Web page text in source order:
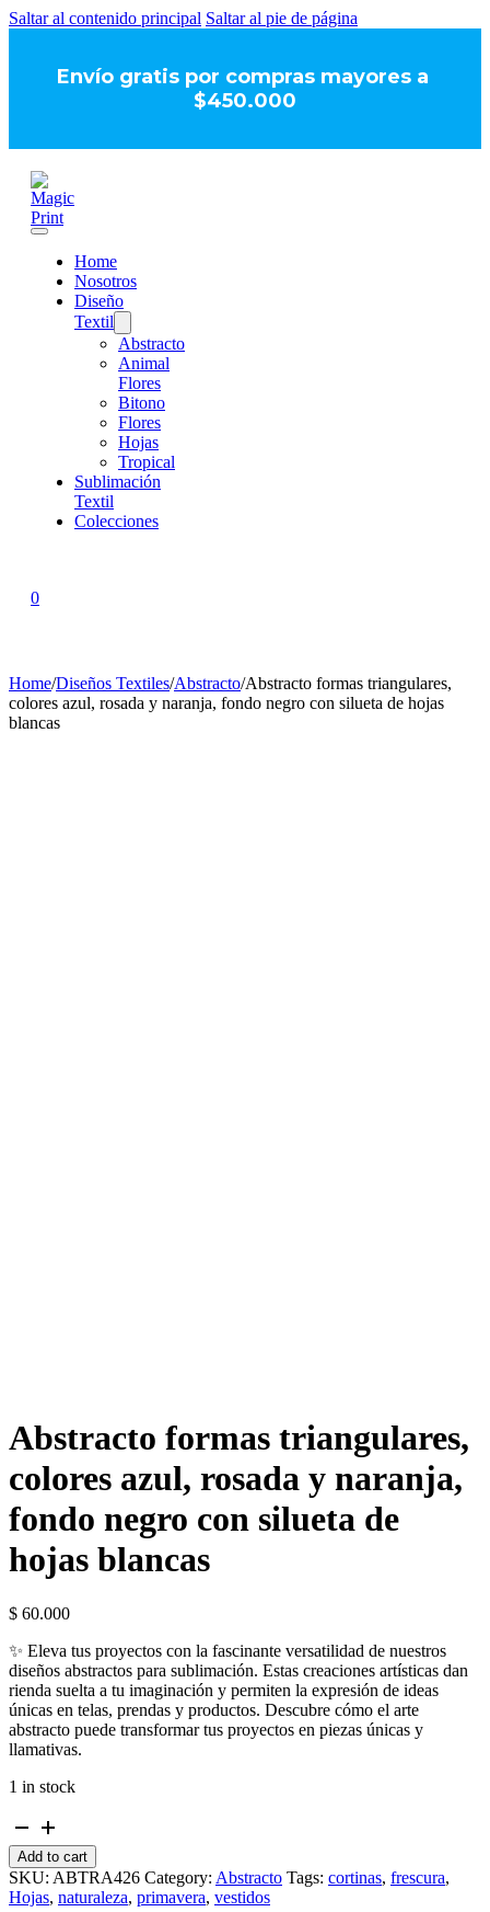
Saltar al contenido principal Saltar al pie de página
Envío gratis por compras mayores a
$450.000
Home
Nosotros
Diseño
Textil
Abstracto
Animal
Flores
Bitono
Flores
Hojas
Tropical
Sublimación
Textil
Colecciones
0
Home/Diseños Textiles/Abstracto/Abstracto formas triangulares,
colores azul, rosada y naranja, fondo negro con silueta de hojas
blancas
Abstracto formas triangulares,
colores azul, rosada y naranja,
fondo negro con silueta de
hojas blancas
$ 60.000
✨ Eleva tus proyectos con la fascinante versatilidad de nuestros
diseños abstractos para sublimación. Estas creaciones artísticas dan
rienda suelta a tu imaginación y permiten la expresión de ideas
únicas en telas, prendas y productos. Descubre cómo el arte
abstracto puede transformar tus proyectos en piezas únicas y
llamativas.
1 in stock
Abstracto
formas
triangulares,
colores
azul,
Add to cart
SKU: ABTRA426 Category: Abstracto Tags: cortinas, frescura,
Hojas, naturaleza, primavera, vestidos